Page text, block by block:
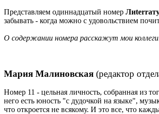
Представляем одиннадцатый номер
забывать - когда можно с удовольствием
О содержании номера расскажут мои
Мария Малиновская (редактор
Номер 11 - цельная личность, собранная из
него есть юность "с дудочкой на языке",
что откроется не всякому. И это все, что